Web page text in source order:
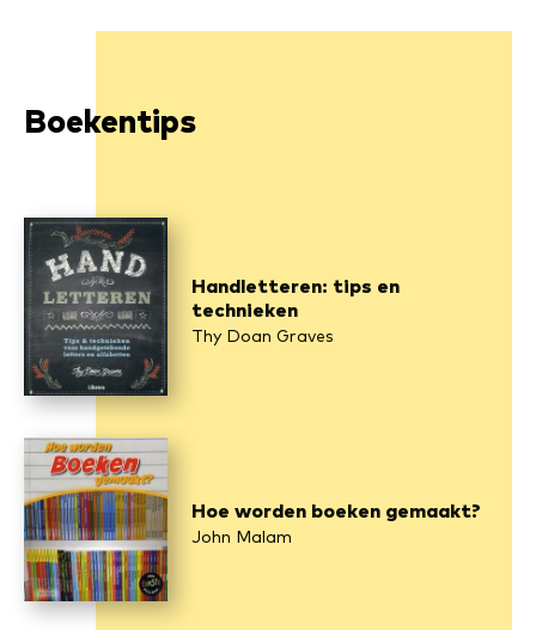
Boekentips
Handletteren: tips en
technieken
Thy Doan Graves
Hoe worden boeken gemaakt?
John Malam